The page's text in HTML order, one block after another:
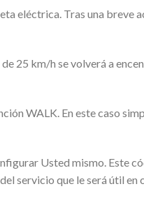
eléctrica. Tras una breve
25 km/h se volverá a
WALK. En este caso
Usted mismo. Este
servicio que le será útil en